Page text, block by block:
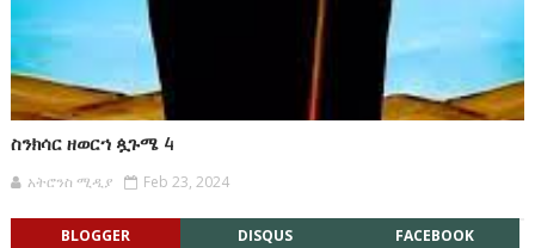
ስንክሳር ዘወርኀ ጷጉሜ 4
አትሮንስ ሚዲያ Feb 23, 2024
BLOGGER DISQUS FACEBOOK